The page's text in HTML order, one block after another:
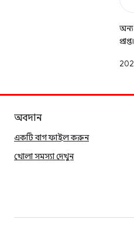
অন্য
অবদান
একটি বাগ ফাইল করুন
খোলা সমস্যা দেখুন